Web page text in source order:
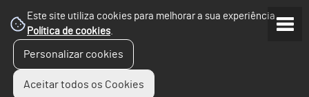
Este site utiliza cookies para melhorar a sua experiência.
Política de cookies.
Personalizar cookies
Aceitar todos os Cookies